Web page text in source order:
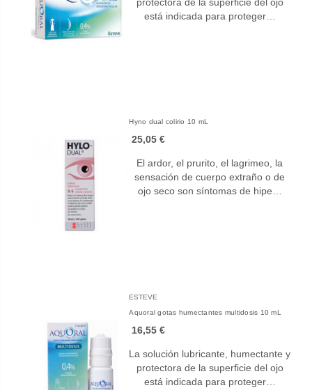
protectora de la superficie del ojo
está indicada para proteger…
Hyno dual colirio 10 mL
25,05 €
El ardor, el prurito, el lagrimeo, la
sensación de cuerpo extraño o de
ojo seco son síntomas de hipe…
ESTEVE
Aquoral gotas humectantes multidosis 10 mL
16,55 €
La solución lubricante, humectante y
protectora de la superficie del ojo
está indicada para proteger…